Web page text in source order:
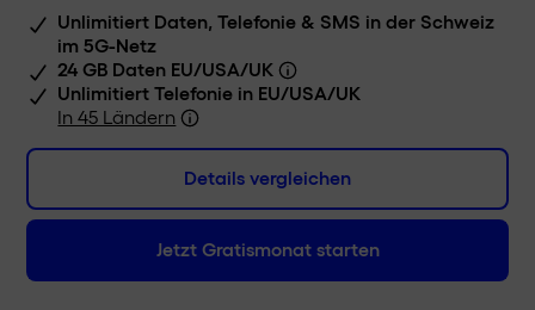
Unlimitiert Daten, Telefonie & SMS in der Schweiz
im 5G-Netz
24 GB Daten EU/USA/UK
Unlimitiert Telefonie in EU/USA/UK
In 45 Ländern
Details vergleichen
Jetzt Gratismonat starten
Rufnummerportierung
Watch SIM
Friends with Benefits
bis zu 30% Rabatt
Roaming Datenpakete